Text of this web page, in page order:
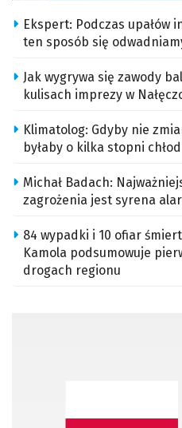
Ekspert: Podczas upałów
ten sposób się
Jak wygrywa się zawody
kulisach imprezy w
Klimatolog: Gdyby nie
byłaby o kilka stopni
Michał Badach:
zagrożenia jest syrena
84 wypadki i 10 ofiar
Kamola podsumowuje
drogach regionu